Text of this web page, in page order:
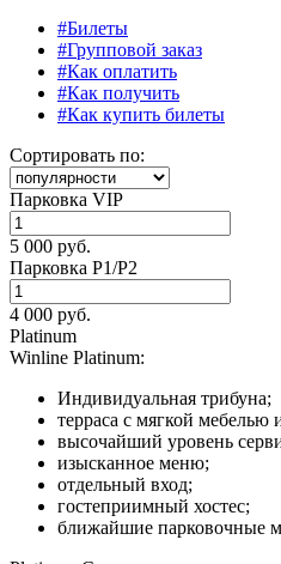
#Билеты
#Групповой заказ
#Как оплатить
#Как получить
#Как купить билеты
Сортировать по:
Парковка VIP
5 000 руб.
Парковка P1/P2
4 000 руб.
Platinum
Winline Platinum:
Индивидуальная трибуна;
терраса с мягкой
высочайший уровень
изысканное меню;
отдельный вход;
гостеприимный хостес;
ближайшие парковочные